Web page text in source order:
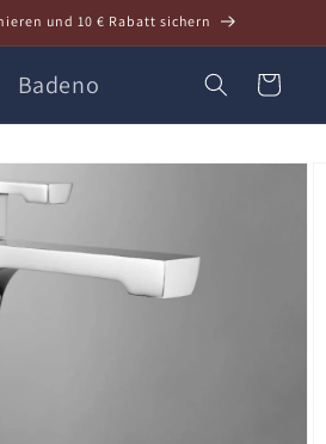
und 10 € Rabatt sichern
Badeno Warenkorb